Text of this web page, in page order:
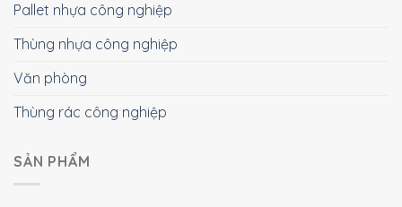
Pallet nhựa công nghiệp
Thùng nhựa công nghiệp
Văn phòng
Thùng rác công nghiệp
SẢN PHẨM